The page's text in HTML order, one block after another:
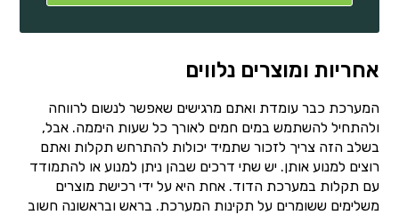
אחריות ומוצרים נלווים
המערכת כבר עומדת ואתם מרגישים שאפשר לנשום לרווחה
ולהתחיל להשתמש במים חמים לאורך כל שעות היממה. אבל,
בשלב הזה צריך לזכור שתמיד יכולות להתרחש תקלות ואתם
רוצים למנוע אותן. יש שתי דרכים שבהן ניתן למנוע או להתמודד
עם תקלות במערכת הדוד. אחת היא על ידי רכישת מוצרים
משלימים ששומרים על תקינות המערכת. בראש ובראשונה חשוב